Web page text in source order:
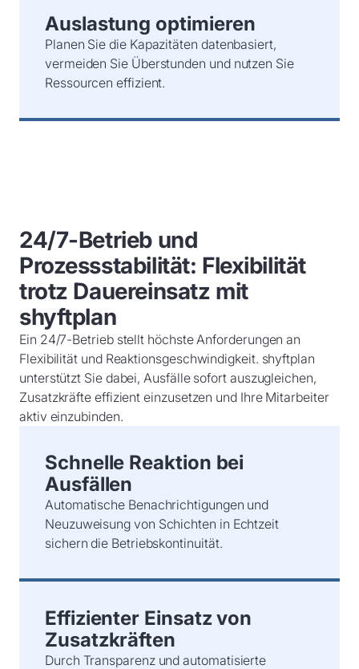
Auslastung optimieren
Planen Sie die Kapazitäten datenbasiert,
vermeiden Sie Überstunden und nutzen Sie
Ressourcen effizient.
24/7-Betrieb und
Prozessstabilität: Flexibilität
trotz Dauereinsatz mit
shyftplan
Ein 24/7-Betrieb stellt höchste Anforderungen an
Flexibilität und Reaktionsgeschwindigkeit. shyftplan
unterstützt Sie dabei, Ausfälle sofort auszugleichen,
Zusatzkräfte effizient einzusetzen und Ihre Mitarbeiter
aktiv einzubinden.
Schnelle Reaktion bei
Ausfällen
Automatische Benachrichtigungen und
Neuzuweisung von Schichten in Echtzeit
sichern die Betriebskontinuität.
Effizienter Einsatz von
Zusatzkräften
Durch Transparenz und automatisierte